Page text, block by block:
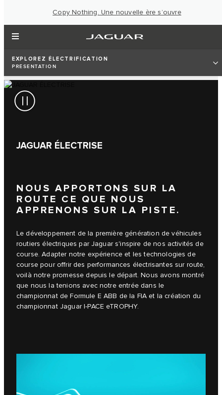
Copy Nothing. Une nouvelle ère s’ouvre
EXPLOREZ ÉLECTRIFICATION
PRÉSENTATION
JAGUAR ÉLECTRISE
NOUS APPORTONS SUR LA
ROUTE CE QUE NOUS
APPRENONS SUR LA PISTE.
Le développement de la première génération de véhicules
routiers électriques par Jaguar s'inspire de nos activités de
course. Adapter notre expérience et les technologies de
course pour offrir des performances électrisantes sur route,
voilà notre promesse depuis le départ. Nous avons montré
que nous la tenions avec notre entrée dans le
championnat de Formule E ABB de la FIA et la création du
championnat Jaguar I‑PACE eTROPHY.